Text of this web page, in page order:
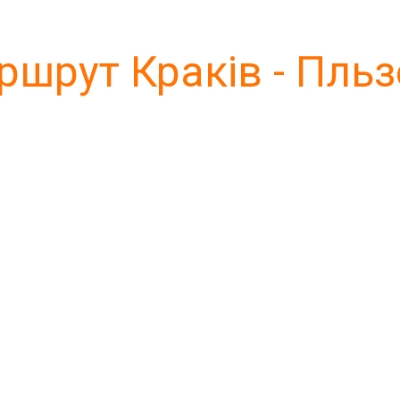
Краків -